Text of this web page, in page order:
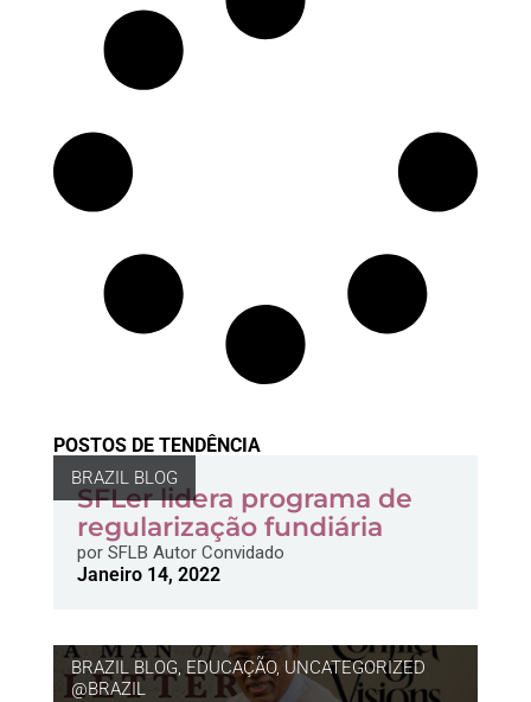
POSTOS DE TENDÊNCIA
BRAZIL BLOG
SFLer lidera programa de
regularização fundiária
porSFLB Autor Convidado
Janeiro 14, 2022
BRAZIL BLOG, EDUCAÇÃO, UNCATEGORIZED
@BRAZIL